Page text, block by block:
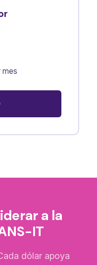
mes
a la
IT
dólar apoya